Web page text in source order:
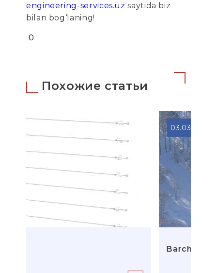
engineering-services.uz saytida biz
bilan bog‘laning!
0
Похожие статьи
03.03.2026
Barcha